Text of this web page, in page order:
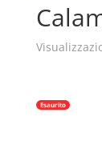
Esaurito